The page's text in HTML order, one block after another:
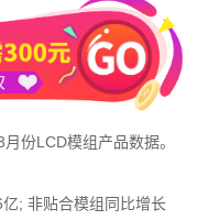
份LCD模组产品数据。
; 非贴合模组同比增长